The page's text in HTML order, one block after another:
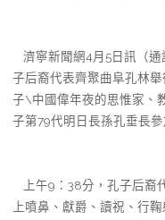
濟寧新聞網4月5日訊（通
子后裔代表齊聚曲阜孔林
子\中國偉年夜的思惟家、
子第79代明日長孫孔垂長參
上午9：38分，孔子后裔
上噴鼻、獻爵、讀祝、行